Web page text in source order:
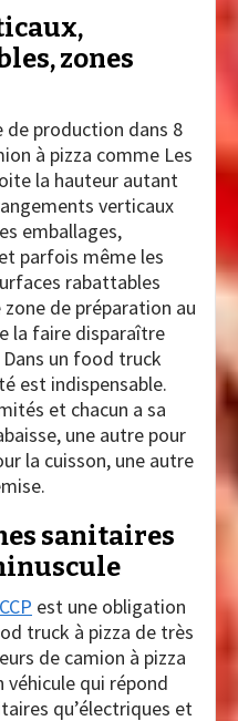
zones
de production dans 8
à pizza comme Les
la hauteur autant
verticaux
emballages,
parfois même les
rabattables
de préparation au
la faire disparaître
Dans un food truck
est indispensable.
et chacun a sa
une autre pour
la cuisson, une autre
sanitaires
est une obligation
truck à pizza de très
de camion à pizza
véhicule qui répond
qu’électriques et